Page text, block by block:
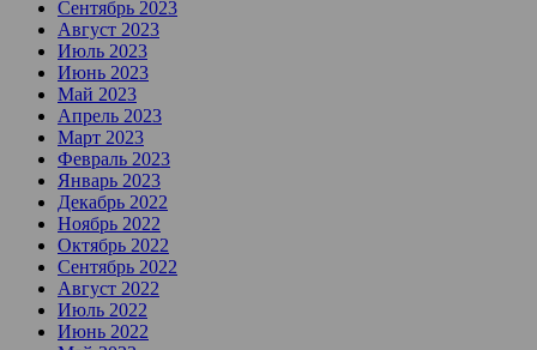
Сентябрь 2023
Август 2023
Июль 2023
Июнь 2023
Май 2023
Апрель 2023
Март 2023
Февраль 2023
Январь 2023
Декабрь 2022
Ноябрь 2022
Октябрь 2022
Сентябрь 2022
Август 2022
Июль 2022
Июнь 2022